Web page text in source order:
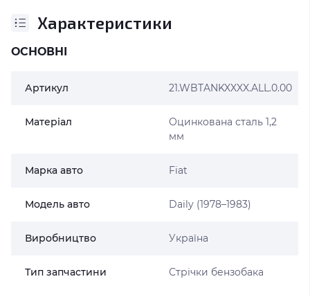
Характеристики
ОСНОВНІ
Артикул 21.WBTANKXXXX.ALL.0.00
Матеріал
Оцинкована сталь 1,2
мм
Марка авто Fiat
Модель авто Daily (1978–1983)
Виробництво Україна
Тип запчастини Стрічки бензобака